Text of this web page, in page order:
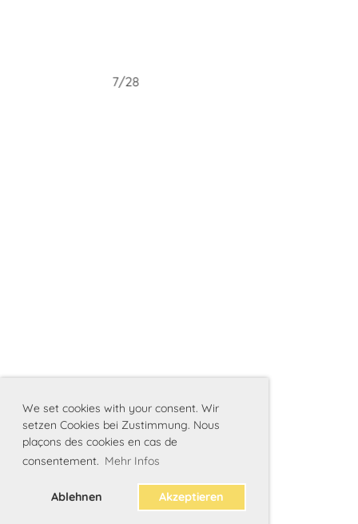
We set cookies with your consent. Wir
setzen Cookies bei Zustimmung. Nous
plaçons des cookies en cas de
consentement. Mehr Infos
Ablehnen Akzeptieren
7/28